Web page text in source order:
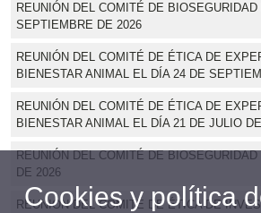
REUNIÓN DEL COMITÉ DE BIOSEGURIDAD
SEPTIEMBRE DE 2026
REUNIÓN DEL COMITÉ DE ÉTICA DE
BIENESTAR ANIMAL EL DÍA 24 DE
REUNIÓN DEL COMITÉ DE ÉTICA DE
BIENESTAR ANIMAL EL DÍA 21 DE JULIO
REUNIÓN DEL COMITÉ DE
DE 2026
REUNIÓN DEL COMITÉ DE ÉTICA DE
Cookies y política